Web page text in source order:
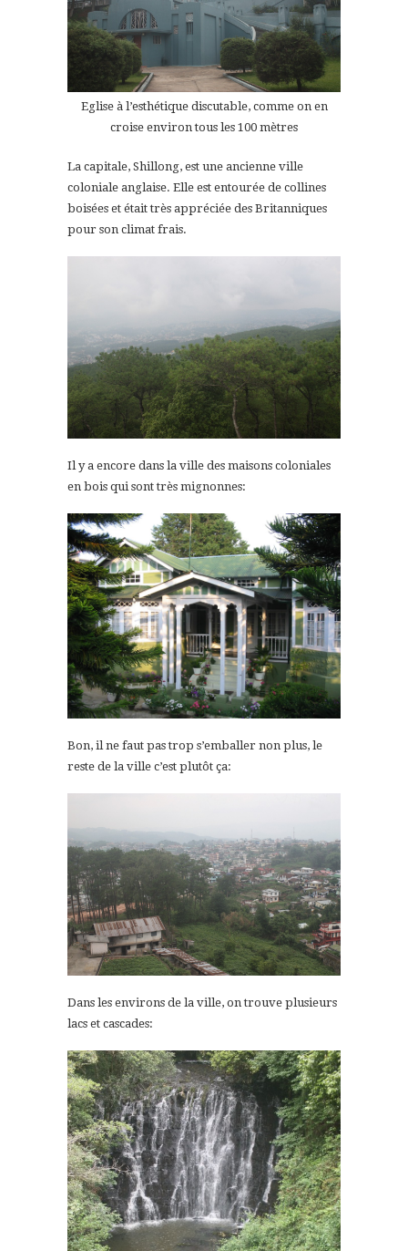
Eglise à l’esthétique discutable, comme on en
croise environ tous les 100 mètres
La capitale, Shillong, est une ancienne ville
coloniale anglaise. Elle est entourée de collines
boisées et était très appréciée des Britanniques
pour son climat frais.
Il y a encore dans la ville des maisons coloniales
en bois qui sont très mignonnes:
Bon, il ne faut pas trop s’emballer non plus, le
reste de la ville c’est plutôt ça:
Dans les environs de la ville, on trouve plusieurs
lacs et cascades: